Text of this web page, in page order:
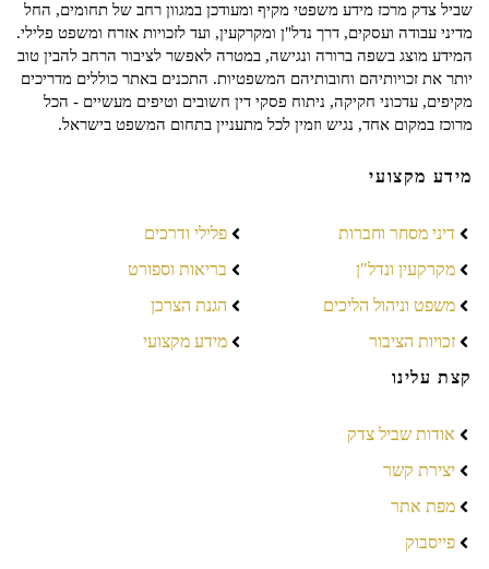
שביל צדק מרכז מידע משפטי מקיף ומעודכן במגוון רחב של תחומים, החל
מדיני עבודה ועסקים, דרך נדל"ן ומקרקעין, ועד לזכויות אזרח ומשפט פלילי.
המידע מוצג בשפה ברורה ונגישה, במטרה לאפשר לציבור הרחב להבין טוב
יותר את זכויותיהם וחובותיהם המשפטיות. התכנים באתר כוללים מדריכים
מקיפים, עדכוני חקיקה, ניתוח פסקי דין חשובים וטיפים מעשיים - הכל
מרוכז במקום אחד, נגיש וזמין לכל מתעניין בתחום המשפט בישראל.
מידע מקצועי
דיני מסחר וחברות
מקרקעין ונדל"ן
משפט וניהול הליכים
זכויות הציבור
פלילי ודרכים
בריאות וספורט
הגנת הצרכן
מידע מקצועי
קצת עלינו
אודות שביל צדק
יצירת קשר
מפת אתר
פייסבוק